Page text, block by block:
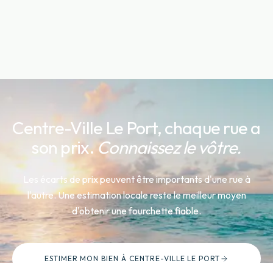
Centre-Ville Le Port, chaque rue a
son prix.Connaissez le vôtre.
Les écarts de prix peuvent être importants d'une rue à
l'autre. Une estimation locale reste le meilleur moyen
d'obtenir une fourchette fiable.
ESTIMER MON BIENÀ CENTRE-VILLE LE PORT